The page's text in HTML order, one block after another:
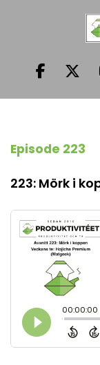
Episode 223
223: Mörk i